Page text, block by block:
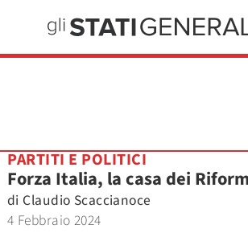
PARTITI E POLITICI
Forza Italia, la casa dei
di Claudio Scaccianoce
4 Febbraio 2024